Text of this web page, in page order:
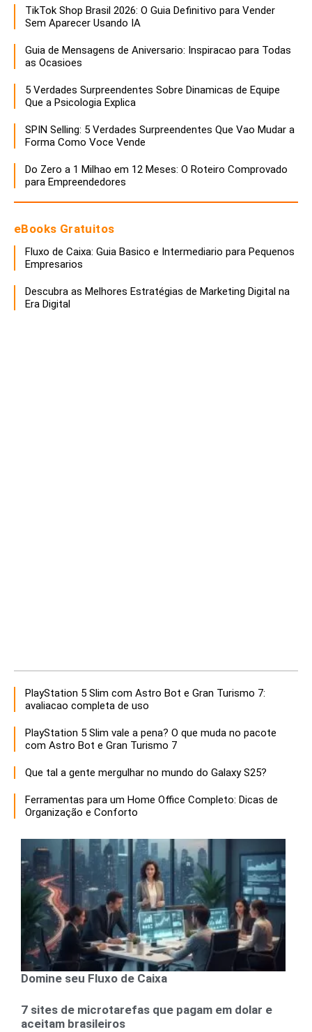
TikTok Shop Brasil 2026: O Guia Definitivo para Vender
Sem Aparecer Usando IA
Guia de Mensagens de Aniversario: Inspiracao para Todas
as Ocasioes
5 Verdades Surpreendentes Sobre Dinamicas de Equipe
Que a Psicologia Explica
SPIN Selling: 5 Verdades Surpreendentes Que Vao Mudar a
Forma Como Voce Vende
Do Zero a 1 Milhao em 12 Meses: O Roteiro Comprovado
para Empreendedores
eBooks Gratuitos
Fluxo de Caixa: Guia Basico e Intermediario para Pequenos
Empresarios
Descubra as Melhores Estratégias de Marketing Digital na
Era Digital
PlayStation 5 Slim com Astro Bot e Gran Turismo 7:
avaliacao completa de uso
PlayStation 5 Slim vale a pena? O que muda no pacote
com Astro Bot e Gran Turismo 7
Que tal a gente mergulhar no mundo do Galaxy S25?
Ferramentas para um Home Office Completo: Dicas de
Organização e Conforto
Domine seu Fluxo de Caixa
7 sites de microtarefas que pagam em dolar e
aceitam brasileiros